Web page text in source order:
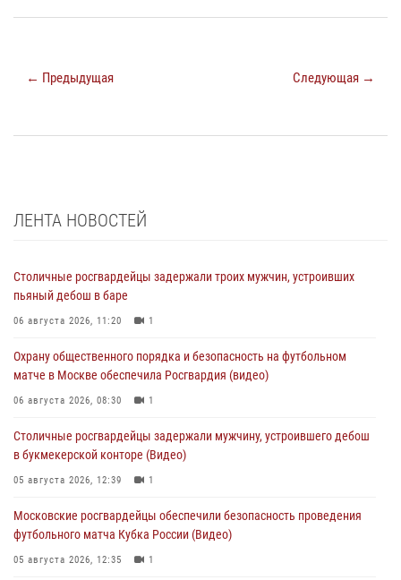
← Предыдущая Следующая →
ЛЕНТА НОВОСТЕЙ
Столичные росгвардейцы задержали троих мужчин, устроивших
пьяный дебош в баре
06 августа 2026, 11:20 1
Охрану общественного порядка и безопасность на футбольном
матче в Москве обеспечила Росгвардия (видео)
06 августа 2026, 08:30 1
Столичные росгвардейцы задержали мужчину, устроившего дебош
в букмекерской конторе (Видео)
05 августа 2026, 12:39 1
Московские росгвардейцы обеспечили безопасность проведения
футбольного матча Кубка России (Видео)
05 августа 2026, 12:35 1